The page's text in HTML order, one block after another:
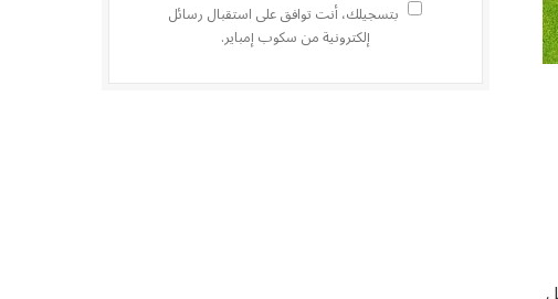
بتسجيلك، أنت توافق على استقبال رسائل
إلكترونية من سكوب إمباير.